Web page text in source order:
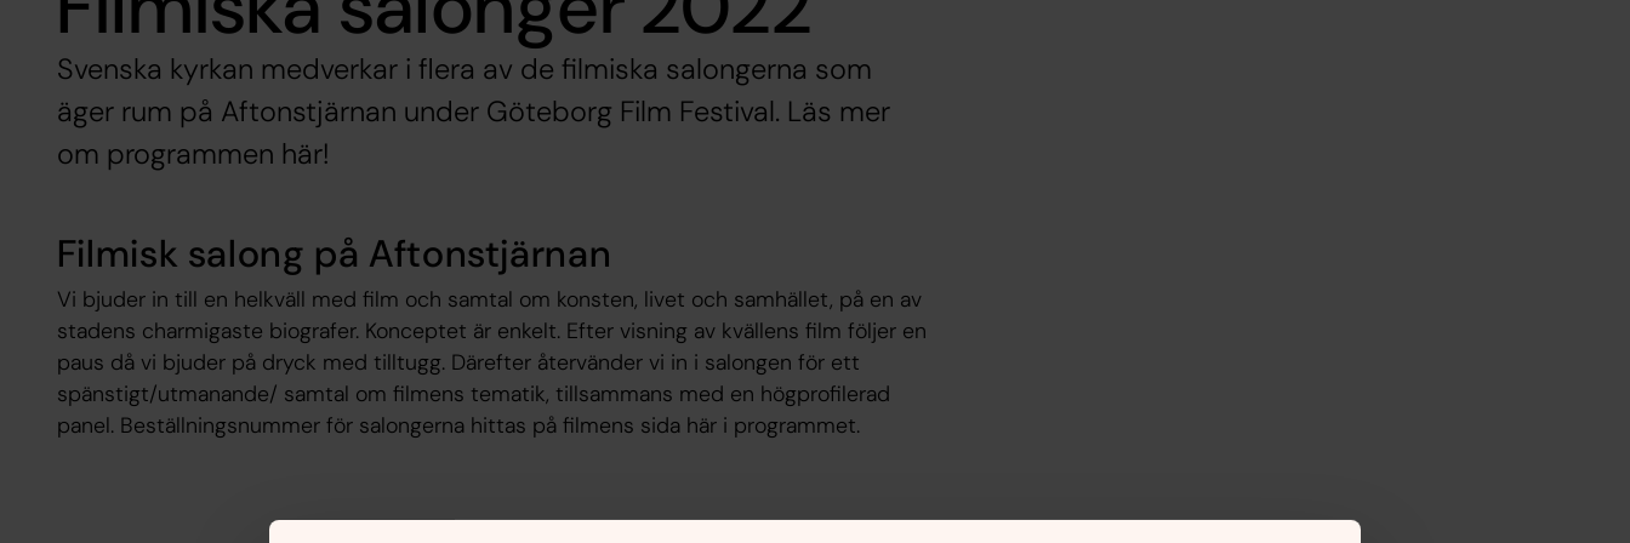
Svenska kyrkan medverkar i flera av de filmiska salongerna som
äger rum på Aftonstjärnan under Göteborg Film Festival. Läs mer
om programmen här!
Filmisk salong på Aftonstjärnan
Vi bjuder in till en helkväll med film och samtal om konsten, livet och samhället, på en av
stadens charmigaste biografer. Konceptet är enkelt. Efter visning av kvällens film följer en
paus då vi bjuder på dryck med tilltugg. Därefter återvänder vi in i salongen för ett
spänstigt/utmanande/ samtal om filmens tematik, tillsammans med en högprofilerad
panel. Beställningsnummer för salongerna hittas på filmens sida här i programmet.